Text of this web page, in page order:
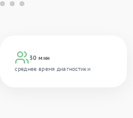
30 мин
среднее время диагностики